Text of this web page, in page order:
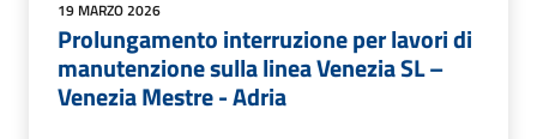
19 MARZO 2026
Prolungamento interruzione per lavori di
manutenzione sulla linea Venezia SL –
Venezia Mestre - Adria